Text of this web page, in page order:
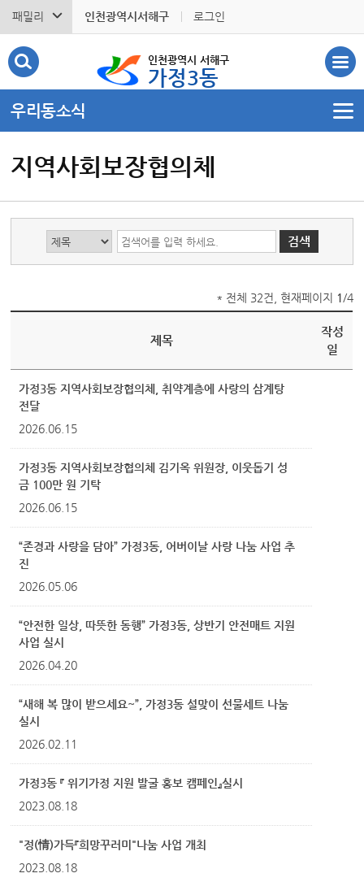
패밀리 인천광역시서해구 로그인
인천광역시 서해구
가정3동
우리동소식
지역사회보장협의체
* 전체 32건, 현재페이지 1/4
제목
작성
일
가정3동 지역사회보장협의체, 취약계층에 사랑의 삼계탕
전달
2026.06.15
가정3동 지역사회보장협의체 김기옥 위원장, 이웃돕기 성
금 100만 원 기탁
2026.06.15
“존경과 사랑을 담아” 가정3동, 어버이날 사랑 나눔 사업 추
진
2026.05.06
“안전한 일상, 따뜻한 동행” 가정3동, 상반기 안전매트 지원
사업 실시
2026.04.20
“새해 복 많이 받으세요~”, 가정3동 설맞이 선물세트 나눔
실시
2026.02.11
가정3동 『 위기가정 지원 발굴 홍보 캠페인』실시
2023.08.18
"정(情)가득『희망꾸러미"나눔 사업 개최
2023.08.18